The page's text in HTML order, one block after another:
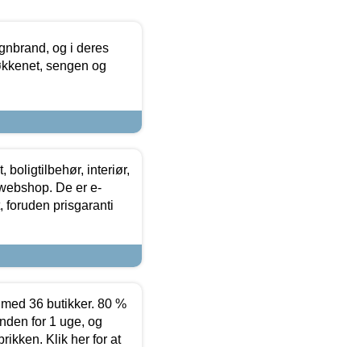
og i deres
sengen og
boligtilbehør, interiør,
De er e-
foruden prisgaranti
36 butikker. 80 %
for 1 uge, og
Klik her for at